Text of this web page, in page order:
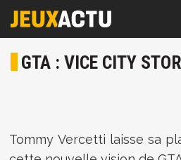
GTA : VICE CITY
Tommy Vercetti laisse sa